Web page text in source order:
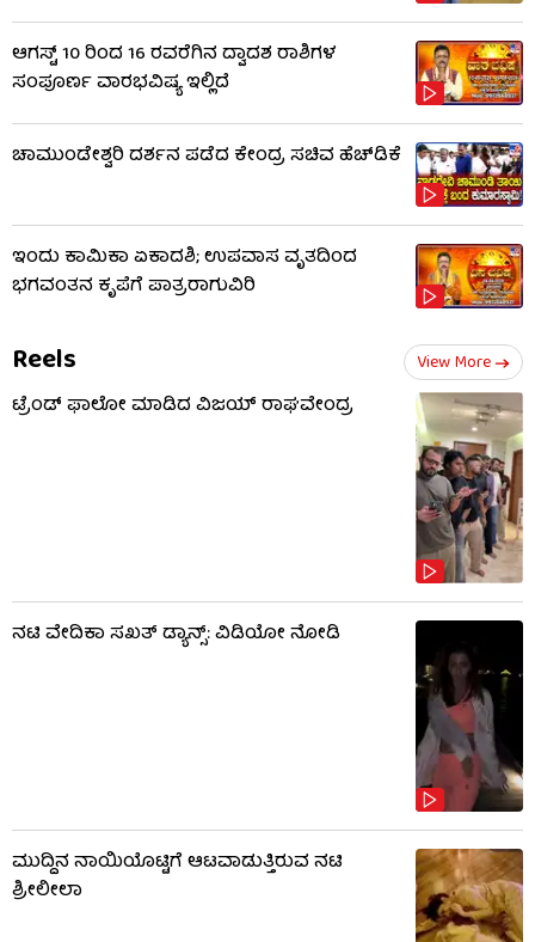
ಆಗಸ್ಟ್ 10 ರಿಂದ 16 ರವರೆಗಿನ ದ್ವಾದಶ ರಾಶಿಗಳ
ಸಂಪೂರ್ಣ ವಾರಭವಿಷ್ಯ ಇಲ್ಲಿದೆ
ಚಾಮುಂಡೇಶ್ವರಿ ದರ್ಶನ ಪಡೆದ ಕೇಂದ್ರ ಸಚಿವ ಹೆಚ್​​ಡಿಕೆ
ಇಂದು ಕಾಮಿಕಾ ಏಕಾದಶಿ; ಉಪವಾಸ ವೃತದಿಂದ
ಭಗವಂತನ ಕೃಪೆಗೆ ಪಾತ್ರರಾಗುವಿರಿ
Reels View More
ಟ್ರೆಂಡ್ ಫಾಲೋ ಮಾಡಿದ ವಿಜಯ್ ರಾಘವೇಂದ್ರ
ನಟಿ ವೇದಿಕಾ ಸಖತ್ ಡ್ಯಾನ್ಸ್: ವಿಡಿಯೋ ನೋಡಿ
ಮುದ್ದಿನ ನಾಯಿಯೊಟ್ಟಿಗೆ ಆಟವಾಡುತ್ತಿರುವ ನಟಿ
ಶ್ರೀಲೀಲಾ